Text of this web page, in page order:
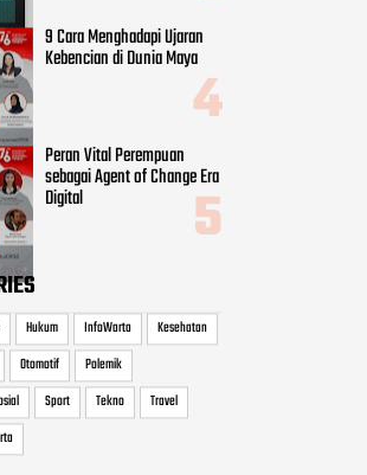
9 Cara Menghadapi Ujaran
Kebencian di Dunia Maya
Peran Vital Perempuan
sebagai Agent of Change Era
Digital
Hukum InfoWarta
Kesehatan
Otomotif
Polemik
Sport Tekno
Travel